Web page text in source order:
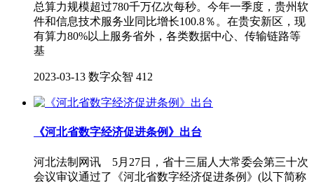
总算力规模超过780千万亿次每秒。今年一季度，贵州软
件和信息技术服务业同比增长100.8％。在贵安新区，现
有算力80%以上服务省外，各类数据中心、传输链路等
基
2023-03-13 数字众智 412
《河北省数字经济促进条例》出台
河北法制网讯 5月27日，省十三届人大常委会第三十次
会议审议通过了《河北省数字经济促进条例》(以下简称